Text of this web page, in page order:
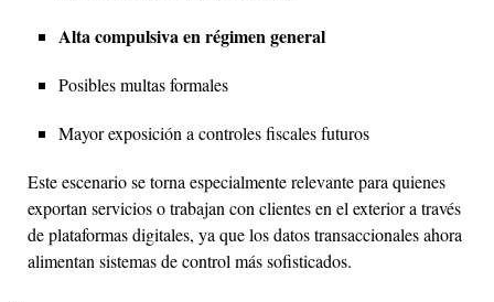
Alta compulsiva en régimen general
Posibles multas formales
Mayor exposición a controles fiscales futuros
Este escenario se torna especialmente relevante para quienes
exportan servicios o trabajan con clientes en el exterior a través
de plataformas digitales, ya que los datos transaccionales ahora
alimentan sistemas de control más sofisticados.